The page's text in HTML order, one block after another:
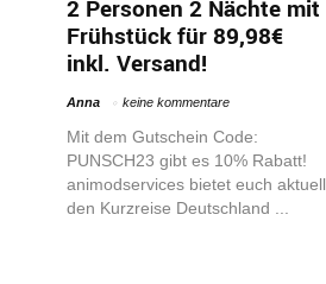
2 Personen 2 Nächte mit
Frühstück für 89,98€
inkl. Versand!
Anna keine kommentare
Mit dem Gutschein Code:
PUNSCH23 gibt es 10% Rabatt!
animodservices bietet euch aktuell
den Kurzreise Deutschland ...